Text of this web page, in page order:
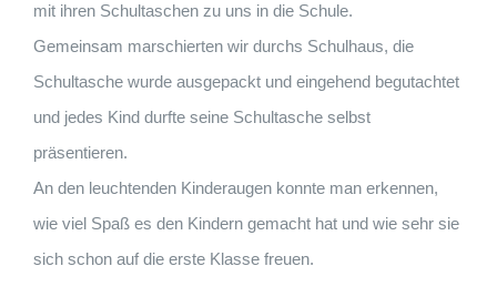
mit ihren Schultaschen zu uns in die Schule.
Gemeinsam marschierten wir durchs Schulhaus, die
Schultasche wurde ausgepackt und eingehend begutachtet
und jedes Kind durfte seine Schultasche selbst
präsentieren.
An den leuchtenden Kinderaugen konnte man erkennen,
wie viel Spaß es den Kindern gemacht hat und wie sehr sie
sich schon auf die erste Klasse freuen.